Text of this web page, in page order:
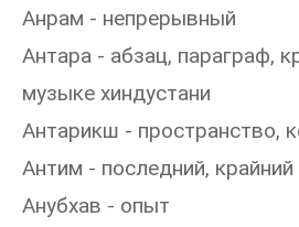
Анрам - непрерывный
Антара - абзац, параграф,
музыке хиндустани
Антарикш - пространство,
Антим - последний, крайний
Анубхав - опыт